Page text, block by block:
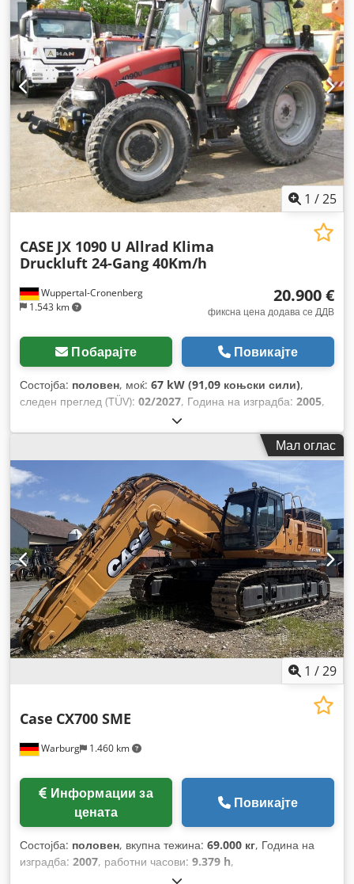
1 /25
Wuppertal-Cronenberg
1.543 km
CASE JX 1090 U Allrad Klima
Druckluft 24-Gang 40Km/h
20.900 €
фиксна цена додава се ДДВ
Побарајте Повикајте
Состојба: половен, моќ: 67 kW (91,09 коњски сили),
следен преглед (TÜV): 02/2027, Година на изградба: 2005,
, Опрема:
погон на сите тркала,
Мал оглас
1 /29
Warburg 1.460 km
Case CX700 SME
цената
Повикајте
Состојба: половен, вкупна тежина: 69.000 кг, Година на
изградба: 2007, работни часови: 9.379 h,